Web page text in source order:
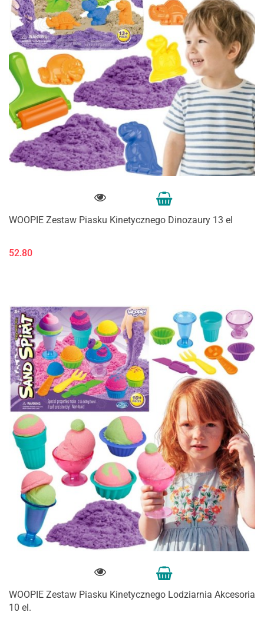
WOOPIE Zestaw Piasku Kinetycznego Dinozaury 13 el
52.80
WOOPIE Zestaw Piasku Kinetycznego Lodziarnia Akcesoria
10 el.